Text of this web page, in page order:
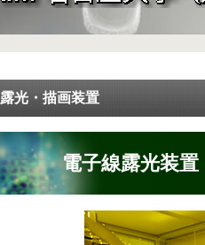
露光・描画装置
電子線露光装置